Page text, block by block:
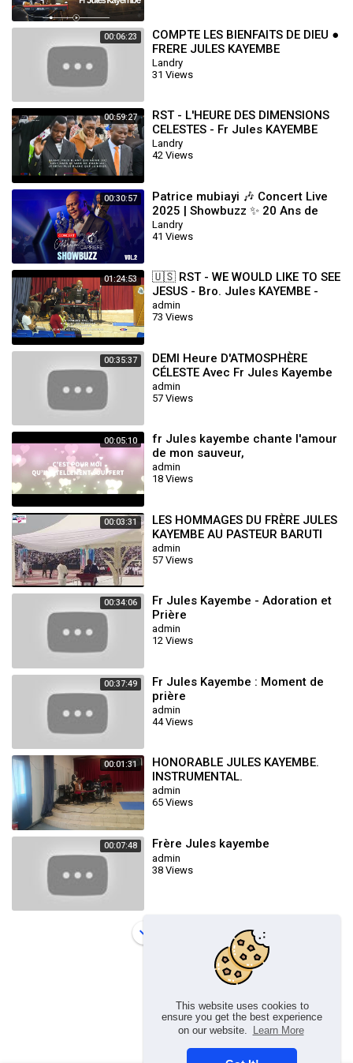
This website uses cookies to
ensure you get the best experience
on our website.
Learn More
00:06:23
COMPTE LES BIENFAITS DE DIEU ●
FRERE JULES KAYEMBE
Landry
31 Views
00:59:27
RST - L'HEURE DES DIMENSIONS
CELESTES - Fr Jules KAYEMBE
Landry
42 Views
00:30:57
Patrice mubiayi 🎶 Concert Live
2025 | Showbuzz ✨ 20 Ans de
Carrière 🎤 Volume 2
Landry
41 Views
01:24:53
🇺🇸 RST - WE WOULD LIKE TO SEE
JESUS - Bro. Jules KAYEMBE -
WED.17.07.2024
admin
73 Views
00:35:37
DEMI Heure D'ATMOSPHÈRE
CÉLESTE Avec Fr Jules Kayembe
admin
57 Views
00:05:10
fr Jules kayembe chante l'amour
de mon sauveur,
admin
18 Views
00:03:31
LES HOMMAGES DU FRÈRE JULES
KAYEMBE AU PASTEUR BARUTI
KASONGO
admin
57 Views
00:34:06
Fr Jules Kayembe - Adoration et
Prière
admin
12 Views
00:37:49
Fr Jules Kayembe : Moment de
prière
admin
44 Views
00:01:31
HONORABLE JULES KAYEMBE.
INSTRUMENTAL.
admin
65 Views
00:07:48 Frère Jules kayembe
admin
38 Views